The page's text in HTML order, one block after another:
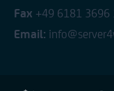
Fax +49 6181 3696
Email: